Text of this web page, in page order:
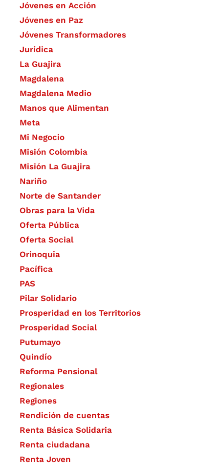
Jóvenes en Acción
Jóvenes en Paz
Jóvenes Transformadores
Jurídica
La Guajira
Magdalena
Magdalena Medio
Manos que Alimentan
Meta
Mi Negocio
Misión Colombia
Misión La Guajira
Nariño
Norte de Santander
Obras para la Vida
Oferta Pública
Oferta Social​​
Orinoquia
Pacífica
PAS
Pilar Solidario
Prosperidad en los Territorios
Prosperidad Social
Putumayo
Quindío
Reforma Pensional
Regionales
Regiones
Rendición de cuentas
Renta Básica Solidaria
Renta ciudadana
Renta Joven